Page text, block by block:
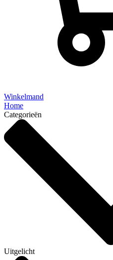
Winkelmand
Home
Categorieën
Uitgelicht